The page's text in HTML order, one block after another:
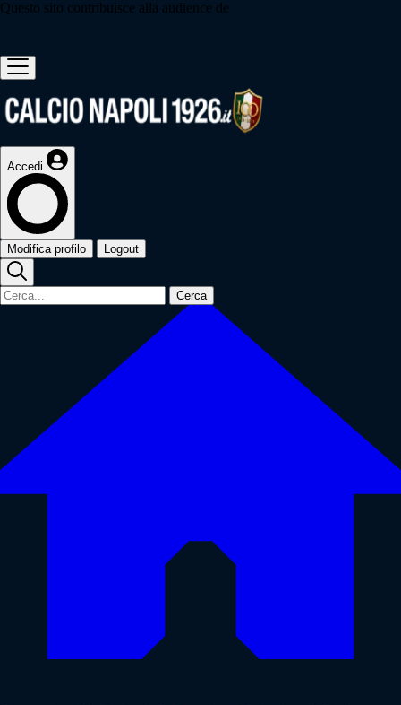
Questo sito contribuisce alla audience de
Accedi
Modifica profilo Logout
Cerca